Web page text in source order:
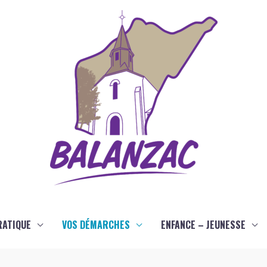
VOS DÉMARCHES ENFANCE – JEUNESSE